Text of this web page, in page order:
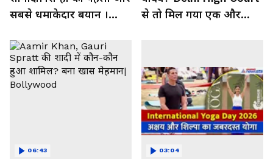
सबसे धमाकेदार बयान ।
wangchuk
से तो मिल गया एक और
06:43 03:04